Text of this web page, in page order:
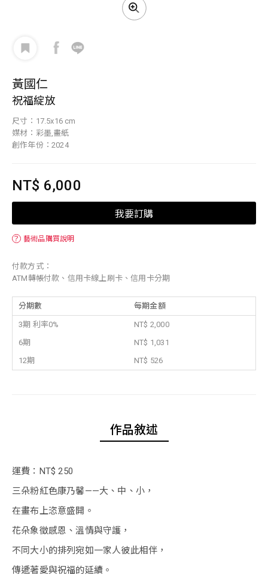
黃國仁
祝福綻放
尺寸：17.5x16 cm
媒材：彩墨,畫紙
創作年份：2024
NT$ 6,000
我要訂購
？ 藝術品購買說明
付款方式：
ATM轉帳付款、信用卡線上刷卡、信用卡分期
分期數 每期金額
3期 利率0%
NT$ 2,000
6期
NT$ 1,031
12期
NT$ 526
作品敘述
運費：NT$ 250
三朵粉紅色康乃馨——大、中、小，
在畫布上恣意盛開。
花朵象徵感恩、溫情與守護，
不同大小的排列宛如一家人彼此相伴，
傳遞著愛與祝福的延續。